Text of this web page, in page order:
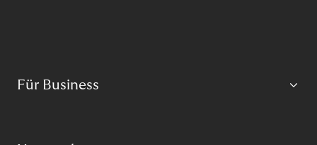
Für Business